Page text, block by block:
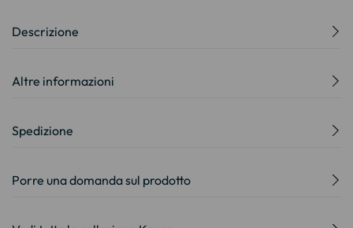
Descrizione
Altre informazioni
Spedizione
Porre una domanda sul prodotto